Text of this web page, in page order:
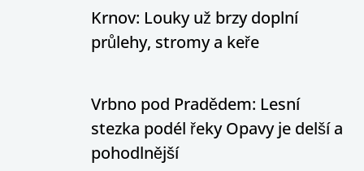
Krnov: Louky už brzy doplní
průlehy, stromy a keře
Vrbno pod Pradědem: Lesní
stezka podél řeky Opavy je delší a
pohodlnější